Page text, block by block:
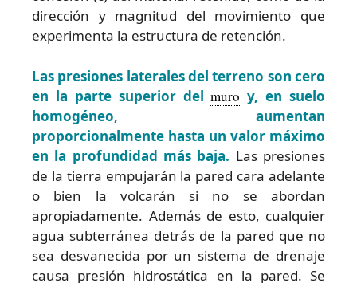
dirección y magnitud del movimiento que
experimenta la estructura de retención.
Las presiones laterales del terreno son cero
en la parte superior delmuro y, en suelo
homogéneo, aumentan
proporcionalmente hasta un valor máximo
en la profundidad más baja. Las presiones
de la tierra empujarán la pared cara adelante
o bien la volcarán si no se abordan
apropiadamente. Además de esto, cualquier
agua subterránea detrás de la pared que no
sea desvanecida por un sistema de drenaje
causa presión hidrostática en la pared. Se